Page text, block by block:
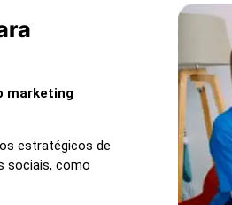
marketing
estratégicos de
sociais, como